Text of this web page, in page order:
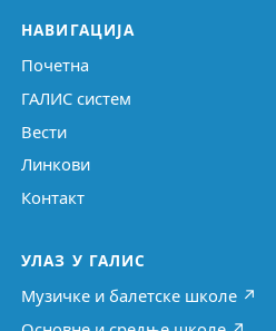
НАВИГАЦИЈА
Почетна
ГАЛИС систем
Вести
Линкови
Контакт
УЛАЗ У ГАЛИС
Музичке и балетске школе ↗